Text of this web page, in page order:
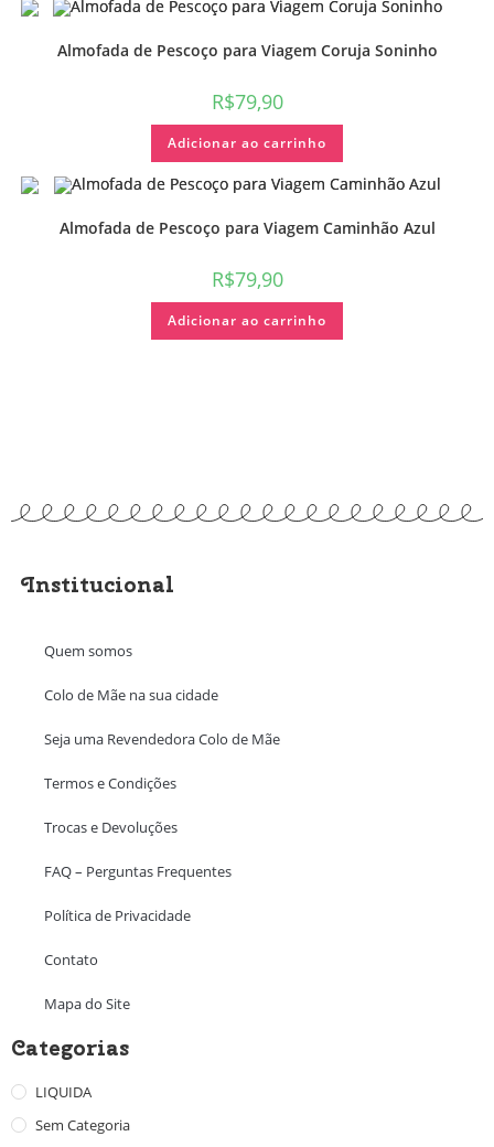
Almofada de Pescoço para Viagem Coruja Soninho
R$79,90
Adicionar ao carrinho
Almofada de Pescoço para Viagem Caminhão Azul
R$79,90
Adicionar ao carrinho
Institucional
Quem somos
Colo de Mãe na sua cidade
Seja uma Revendedora Colo de Mãe
Termos e Condições
Trocas e Devoluções
FAQ – Perguntas Frequentes
Política de Privacidade
Contato
Mapa do Site
Categorias
LIQUIDA
Sem Categoria